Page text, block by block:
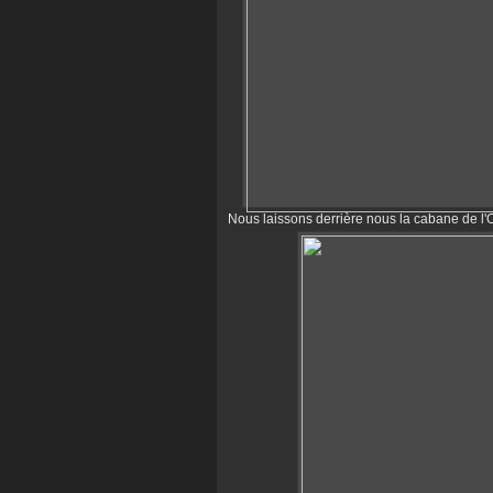
Nous laissons derrière nous la cabane de